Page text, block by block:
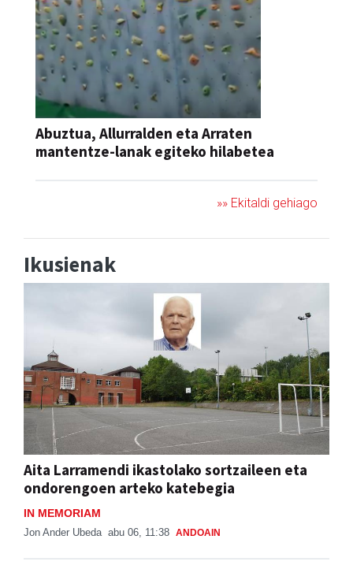
Abuztua, Allurralden eta Arraten
mantentze-lanak egiteko hilabetea
»» Ekitaldi gehiago
Ikusienak
Aita Larramendi ikastolako sortzaileen eta
ondorengoen arteko katebegia
IN MEMORIAM
Jon Ander Ubeda abu 06, 11:38 ANDOAIN